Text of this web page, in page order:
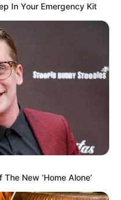
In Your Emergency Kit
New ‘Home Alone’